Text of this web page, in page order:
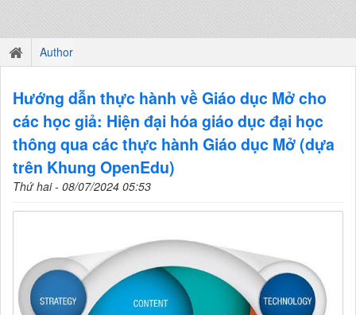
Author
Hướng dẫn thực hành về Giáo dục Mở cho
các học giả: Hiện đại hóa giáo dục đại học
thông qua các thực hành Giáo dục Mở (dựa
trên Khung OpenEdu)
Thứ hai - 08/07/2024 05:53